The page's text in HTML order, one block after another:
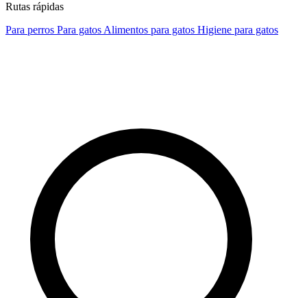
Rutas rápidas
Para perros Para gatos Alimentos para gatos Higiene para gatos